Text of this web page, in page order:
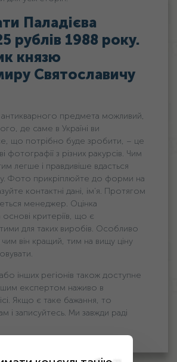
Паладієва
рублів 1988 року.
князю
Святославичу
предмета можливий,
де саме в Україні ви
що потрібно буде зробити, – це
фотографії з різних ракурсів. Чим
легше і правдивіше вдасться
Фото прикріплюйте до форми на
контактні дані, ім’я. Протягом
менеджер. Оцінка
критеріїв, що є
для таких виробів. Особливо
чим він кращий, тим на вищу ціну
інших регіонів також доступне
експертом наживо в
Якщо є таке бажання, то
і записуйтесь. Ми завжди раді